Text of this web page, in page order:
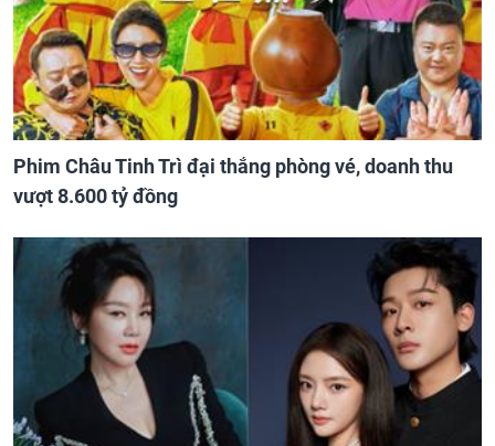
Phim Châu Tinh Trì đại thắng phòng vé, doanh thu
vượt 8.600 tỷ đồng